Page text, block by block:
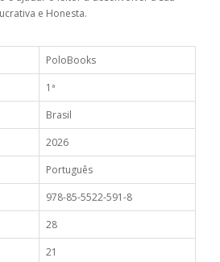
e Honesta.
PoloBooks
1ª
Brasil
2026
Português
978-85-5522-591-8
28
21